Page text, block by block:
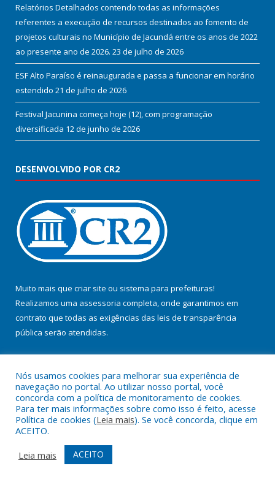
Relatórios Detalhados contendo todas as informações
referentes a execução de recursos destinados ao fomento de
projetos culturais no Município de Jacundá entre os anos de 2022
ao presente ano de 2026. 23 de julho de 2026
ESF Alto Paraíso é reinaugurada e passa a funcionar em horário
estendido 21 de julho de 2026
Festival Jacunina começa hoje (12), com programação
diversificada 12 de junho de 2026
DESENVOLVIDO POR CR2
Muito mais que criar site ou sistema para prefeituras!
Realizamos uma assessoria completa, onde garantimos em
contrato que todas as exigências das leis de transparência
pública serão atendidas.
Todos os direitos reservados a Prefeitura Municipal de Jacundá.
Mapa do Site
Acessar Área Administrativa
Acessar Webmail
Nós usamos cookies para melhorar sua experiência de
navegação no portal. Ao utilizar nosso portal, você
concorda com a política de monitoramento de cookies.
Para ter mais informações sobre como isso é feito, acesse
Política de cookies (Leia mais). Se você concorda, clique em
ACEITO.
Leia mais
ACEITO